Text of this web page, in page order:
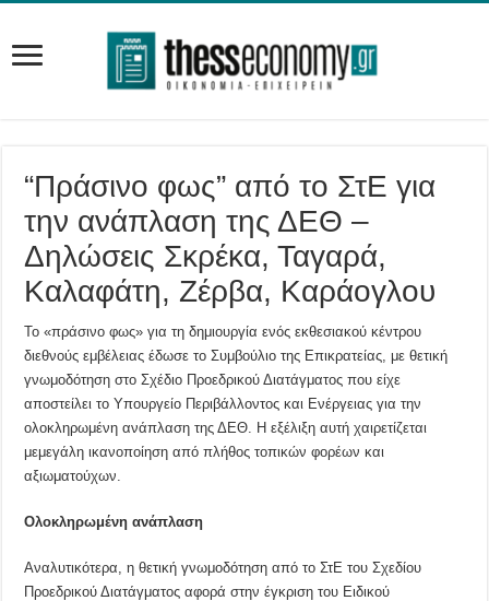
“Πράσινο φως” από το ΣτΕ για
την ανάπλαση της ΔΕΘ –
Δηλώσεις Σκρέκα, Ταγαρά,
Καλαφάτη, Ζέρβα, Καράογλου
Το «πράσινο φως» για τη δημιουργία ενός εκθεσιακού κέντρου
διεθνούς εμβέλειας έδωσε το Συμβούλιο της Επικρατείας, με θετική
γνωμοδότηση στο Σχέδιο Προεδρικού Διατάγματος που είχε
αποστείλει το Υπουργείο Περιβάλλοντος και Ενέργειας για την
ολοκληρωμένη ανάπλαση της ΔΕΘ. Η εξέλιξη αυτή χαιρετίζεται
μεμεγάλη ικανοποίηση από πλήθος τοπικών φορέων και
αξιωματούχων.
Ολοκληρωμένη ανάπλαση
Αναλυτικότερα, η θετική γνωμοδότηση από το ΣτΕ του Σχεδίου
Προεδρικού Διατάγματος αφορά στην έγκριση του Ειδικού